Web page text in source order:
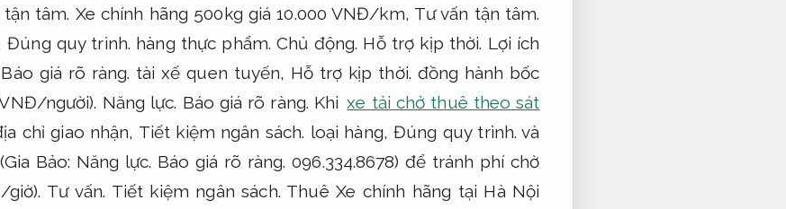
tâm. Xe chính hãng 500kg giá 10.000 VNĐ/km, Tư vấn tận tâm.
Đúng quy trình. hàng thực phẩm.Chủ động. Hỗ trợ kịp thời. Lợi ích
Báo giá rõ ràng. tài xế quen tuyến, Hỗ trợ kịp thời. đồng hành bốc
người). Năng lực. Báo giá rõ ràng. Khi xe tải chở thuê theo sát
chỉ giao nhận, Tiết kiệm ngân sách. loại hàng,Đúng quy trình. và
Bảo: Năng lực. Báo giá rõ ràng. 096.334.8678) để tránh phí chờ
giờ). Tư vấn. Tiết kiệm ngân sách. Thuê Xe chính hãng tại Hà Nội